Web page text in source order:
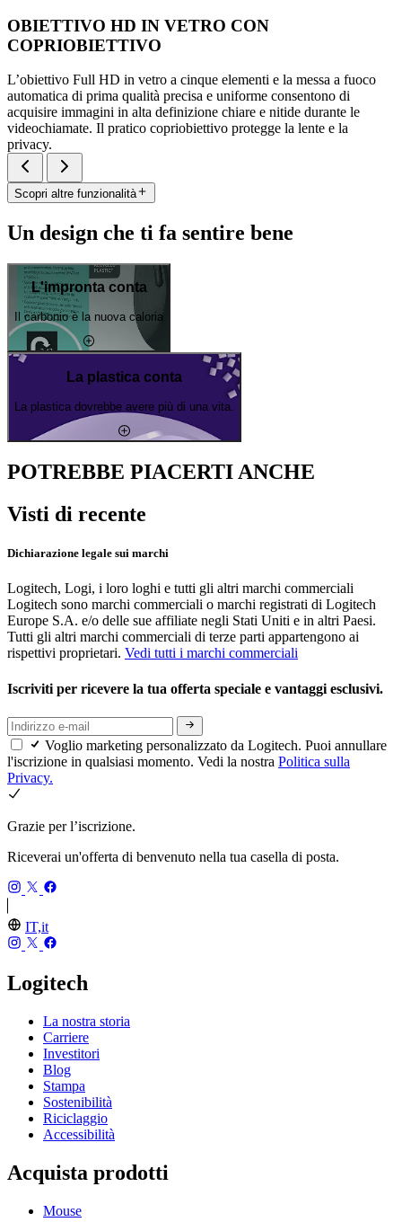
OBIETTIVO HD IN VETRO CON
COPRIOBIETTIVO
L’obiettivo Full HD in vetro a cinque elementi e la messa a fuoco
automatica di prima qualità precisa e uniforme consentono di
acquisire immagini in alta definizione chiare e nitide durante le
videochiamate. Il pratico copriobiettivo protegge la lente e la
privacy.
Scopri altre funzionalità
Un design che ti fa sentire bene
L'impronta conta
Il carbonio è la nuova caloria
La plastica conta
La plastica dovrebbe avere più di una vita.
POTREBBE PIACERTI ANCHE
Visti di recente
Dichiarazione legale sui marchi
Logitech, Logi, i loro loghi e tutti gli altri marchi commerciali
Logitech sono marchi commerciali o marchi registrati di Logitech
Europe S.A. e/o delle sue affiliate negli Stati Uniti e in altri Paesi.
Tutti gli altri marchi commerciali di terze parti appartengono ai
rispettivi proprietari. Vedi tutti i marchi commerciali
Iscriviti per ricevere la tua offerta speciale e vantaggi esclusivi.
Voglio marketing personalizzato da Logitech. Puoi annullare
l'iscrizione in qualsiasi momento. Vedi la nostra Politica sulla
Privacy.
Grazie per l’iscrizione.
Riceverai un'offerta di benvenuto nella tua casella di posta.
IT,it
Logitech
La nostra storia
Carriere
Investitori
Blog
Stampa
Sostenibilità
Riciclaggio
Accessibilità
Acquista prodotti
Mouse